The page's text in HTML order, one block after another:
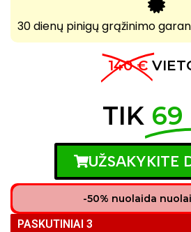
30 dienų pinigų grąžinimo
140 €
TIK
UŽSAKYKITE
-50% nuolaida
PASKUTINIAI 3